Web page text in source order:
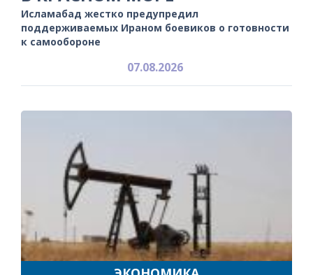
Исламабад жестко предупредил
поддерживаемых Ираном боевиков о готовности
к самообороне
07.08.2026